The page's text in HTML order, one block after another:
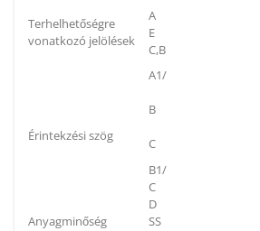
Terhelhetőségre
vonatkozó jelölések
A
E
C,B
Érintekzési szög
A1/
B
C
B1/
C
D
Anyagminőség
SS